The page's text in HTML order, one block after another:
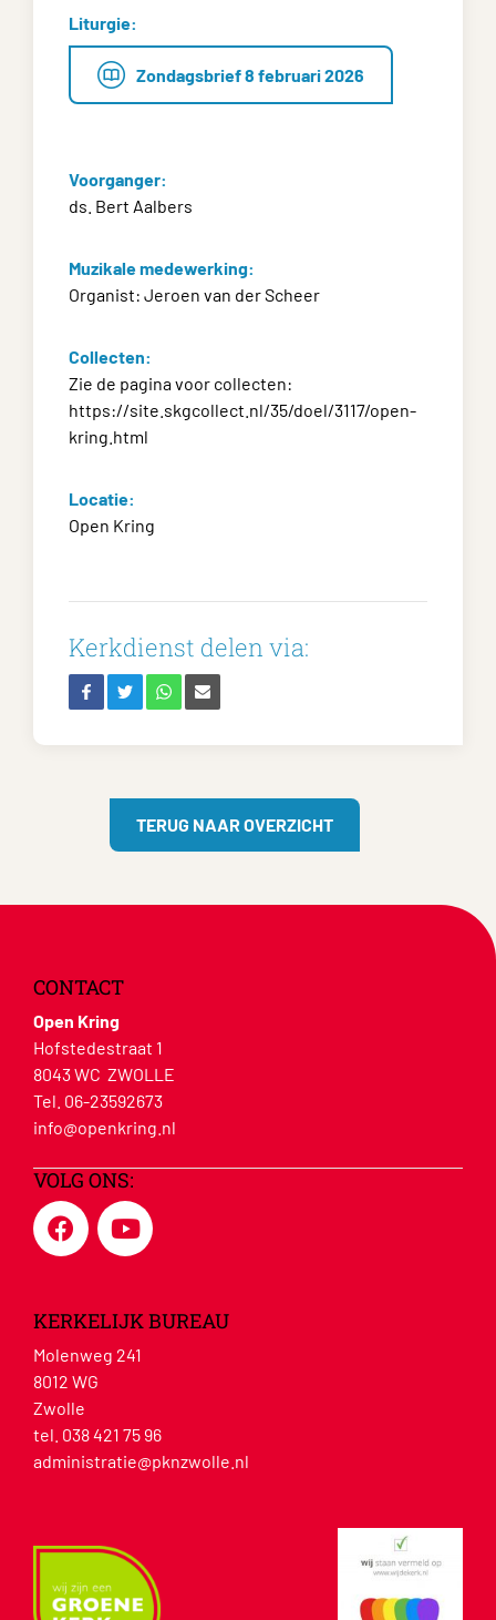
Liturgie:
Zondagsbrief 8 februari 2026
Voorganger:
ds. Bert Aalbers
Muzikale medewerking:
Organist: Jeroen van der Scheer
Collecten:
Zie de pagina voor collecten:
https://site.skgcollect.nl/35/doel/3117/open-
kring.html
Locatie:
Open Kring
Kerkdienst delen via:
TERUG NAAR OVERZICHT
CONTACT
Open Kring
Hofstedestraat 1
8043 WC ZWOLLE
Tel. 06-23592673
info@openkring.nl
VOLG ONS:
KERKELIJK BUREAU
Molenweg 241
8012 WG
Zwolle
tel. 038 421 75 96
administratie@pknzwolle.nl